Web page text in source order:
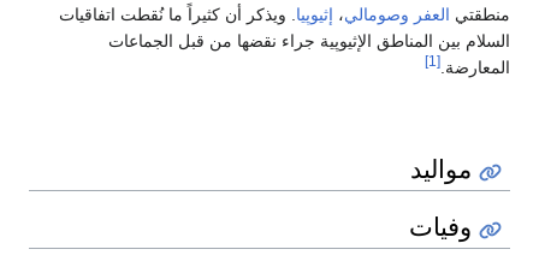
منطقتي العفر وصومالي، إثيوپيا. ويذكر أن كثيراً ما نُقطت اتفاقيات
السلام بين المناطق الإثيوپية جراء نقضها من قبل الجماعات
المعارضة.[1]
مواليد
وفيات